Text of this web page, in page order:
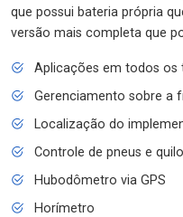
que possui bateria própria
versão mais completa que
Aplicações em todos os
Gerenciamento sobre a
Localização do
Controle de pneus e
Hubodômetro via GPS
Horímetro